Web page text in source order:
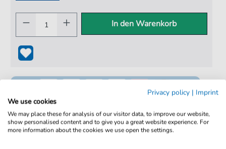
In den Warenkorb
100% Legal & Lizenziert
Privacy policy | Imprint
We use cookies
We may place these for analysis of our visitor data, to improve our website,
show personalised content and to give you a great website experience. For
more information about the cookies we use open the settings.